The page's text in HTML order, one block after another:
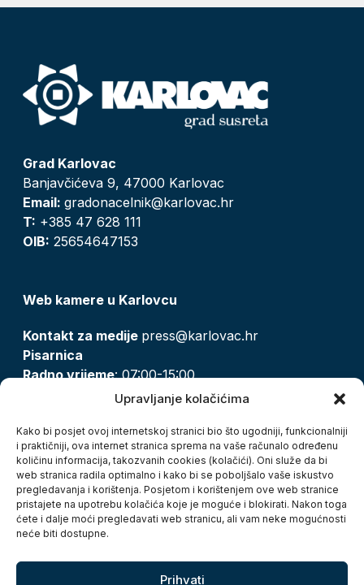
Upravljanje kolačićima
Kako bi posjet ovoj internetskoj stranici bio što ugodniji, funkcionalniji
i praktičniji, ova internet stranica sprema na vaše računalo određenu
količinu informacija, takozvanih cookies (kolačići). Oni služe da bi
web stranica radila optimalno i kako bi se poboljšalo vaše iskustvo
pregledavanja i korištenja. Posjetom i korištenjem ove web stranice
pristajete na upotrebu kolačića koje je moguće i blokirati. Nakon toga
ćete i dalje moći pregledavati web stranicu, ali vam neke mogućnosti
neće biti dostupne.
Prihvati
Grad Karlovac
Banjavčićeva 9, 47000 Karlovac
Email: gradonacelnik@karlovac.hr
T: +385 47 628 111
OIB: 25654647153
Web kamere u Karlovcu
Kontakt za medije press@karlovac.hr
Pisarnica
Radno vrijeme: 07:00-15:00
pisarnica@karlovac.hr
Zaštita osobnih podataka
Pristup informacijama
Kolačići
Izjava o pristupačnosti
Turistička zajednica grada Karlovca